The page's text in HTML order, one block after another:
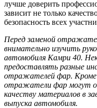
лучше доверить
зависит не только
безопасность всех
Перед заменой
внимательно изучить
автомобиля Камри 40.
предоставлять разные
отражателей фар. Кроме
отражатели фар могут
качеству материалов в
выпуска автомобиля.